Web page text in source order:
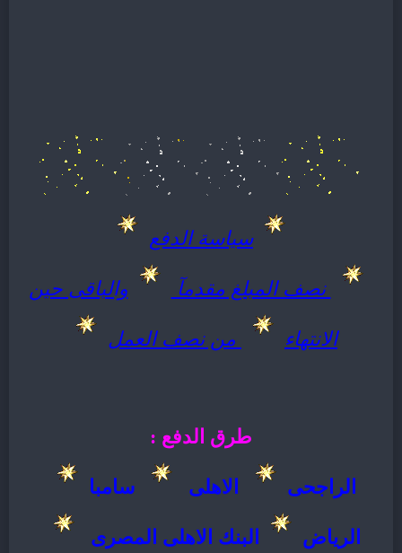
سياسة الدفع
نصف المبلغ مقدمآ والباقى حين
الانتهاء من نصف العمل
طرق الدفع :
الراجحى الاهلى سامبا
الرياض
البنك الاهلى المصرى